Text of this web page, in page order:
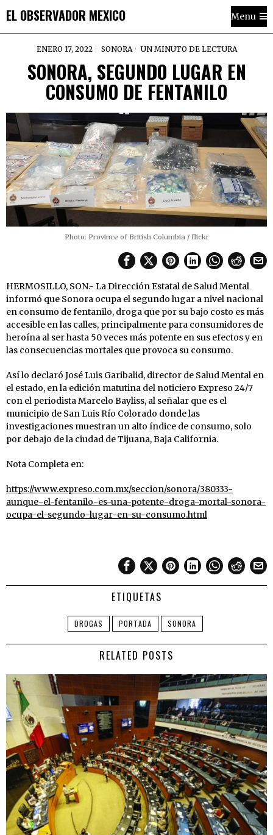
EL OBSERVADOR MEXICO Menu
ENERO 17, 2022 SONORA UN MINUTO DE LECTURA
SONORA, SEGUNDO LUGAR EN
CONSUMO DE FENTANILO
Photo: Province of British Columbia / flickr
HERMOSILLO, SON.- La Dirección Estatal de Salud Mental
informó que Sonora ocupa el segundo lugar a nivel nacional
en consumo de fentanilo, droga que por su bajo costo es más
accesible en las calles, principalmente para consumidores de
heroína al ser hasta 50 veces más potente en sus efectos y en
las consecuencias mortales que provoca su consumo.
Así lo declaró José Luis Garibalid, director de Salud Mental en
el estado, en la edición matutina del noticiero Expreso 24/7
con el periodista Marcelo Bayliss, al señalar que es el
municipio de San Luis Río Colorado donde las
investigaciones muestran un alto índice de consumo, solo
por debajo de la ciudad de Tijuana, Baja California.
Nota Completa en:
https://www.expreso.com.mx/seccion/sonora/380333-
aunque-el-fentanilo-es-una-potente-droga-mortal-sonora-
ocupa-el-segundo-lugar-en-su-consumo.html
ETIQUETAS
DROGAS PORTADA SONORA
RELATED POSTS